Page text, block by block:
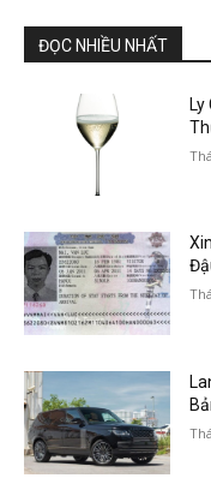
ĐỌC NHIỀU NHẤT